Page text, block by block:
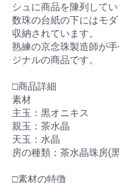
シュに商品を陳列してい
数珠の台紙の下にはモ
収納されています。
熟練の京念珠製造師が
ジナルの商品です。
□商品詳細
素材
主玉：黒オニキス
親玉：茶水晶
天玉：水晶
房の種類：茶水晶珠房(
□素材の特徴